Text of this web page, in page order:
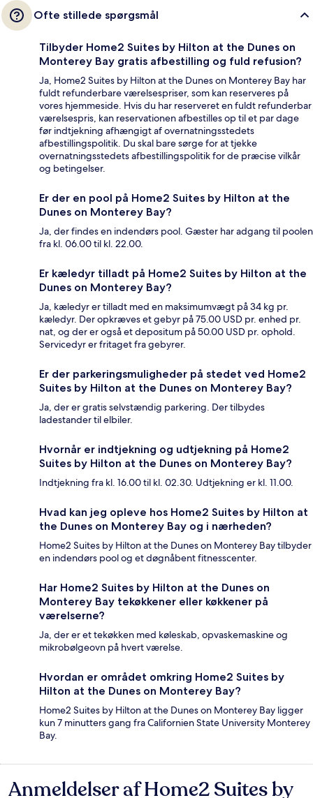
Ofte stillede spørgsmål
Tilbyder Home2 Suites by Hilton at the Dunes on
Monterey Bay gratis afbestilling og fuld refusion?
Ja, Home2 Suites by Hilton at the Dunes on Monterey Bay har
fuldt refunderbare værelsespriser, som kan reserveres på
vores hjemmeside. Hvis du har reserveret en fuldt refunderbar
værelsespris, kan reservationen afbestilles op til et par dage
før indtjekning afhængigt af overnatningsstedets
afbestillingspolitik. Du skal bare sørge for at tjekke
overnatningsstedets afbestillingspolitik for de præcise vilkår
og betingelser.
Er der en pool på Home2 Suites by Hilton at the
Dunes on Monterey Bay?
Ja, der findes en indendørs pool. Gæster har adgang til poolen
fra kl. 06.00 til kl. 22.00.
Er kæledyr tilladt på Home2 Suites by Hilton at the
Dunes on Monterey Bay?
Ja, kæledyr er tilladt med en maksimumvægt på 34 kg pr.
kæledyr. Der opkræves et gebyr på 75.00 USD pr. enhed pr.
nat, og der er også et depositum på 50.00 USD pr. ophold.
Servicedyr er fritaget fra gebyrer.
Er der parkeringsmuligheder på stedet ved Home2
Suites by Hilton at the Dunes on Monterey Bay?
Ja, der er gratis selvstændig parkering. Der tilbydes
ladestander til elbiler.
Hvornår er indtjekning og udtjekning på Home2
Suites by Hilton at the Dunes on Monterey Bay?
Indtjekning fra kl. 16.00 til kl. 02.30. Udtjekning er kl. 11.00.
Hvad kan jeg opleve hos Home2 Suites by Hilton at
the Dunes on Monterey Bay og i nærheden?
Home2 Suites by Hilton at the Dunes on Monterey Bay tilbyder
en indendørs pool og et døgnåbent fitnesscenter.
Har Home2 Suites by Hilton at the Dunes on
Monterey Bay tekøkkener eller køkkener på
værelserne?
Ja, der er et tekøkken med køleskab, opvaskemaskine og
mikrobølgeovn på hvert værelse.
Hvordan er området omkring Home2 Suites by
Hilton at the Dunes on Monterey Bay?
Home2 Suites by Hilton at the Dunes on Monterey Bay ligger
kun 7 minutters gang fra Californien State University Monterey
Bay.
Anmeldelser
Anmeldelser af Home2 Suites by